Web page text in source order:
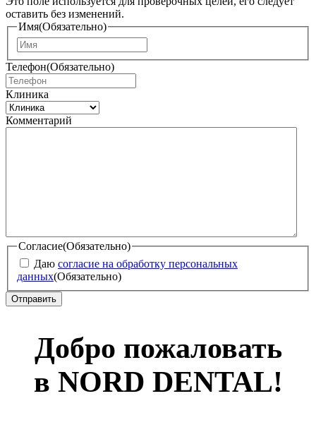
оставить без изменений.
Имя(Обязательно)
м
Телефон(Обязательно)
Клиника
Комментарий
Согласие(Обязательно)
Даю согласие на обработку персональных
данных(Обязательно)
Добро пожаловать
в NORD DENTAL!